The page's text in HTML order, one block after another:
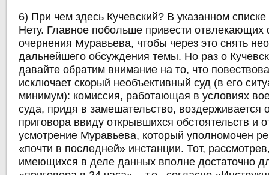
6) При чем здесь Кучевский? В указанном списке
Нету. Главное побольше привести отвлекающих
очернения Муравьева, чтобы через это снять
дальнейшего обсуждения темы. Но раз о
давайте обратим внимание на то, что
исключает скорый необъективный суд (в его
минимум): комиссия, работающая в условиях
суда, придя в замешательство, воздерживается
приговора ввиду открывшихся обстоятельств и
усмотрение Муравьева, который уполномочен
«почти в последней» инстанции. Тот,
имеющихся в деле данных вполне достаточно